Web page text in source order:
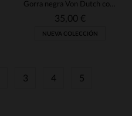
Gorra negra Von Dutch con bordado caligráfico
35,00 €
NUEVA COLECCIÓN
3 4 5